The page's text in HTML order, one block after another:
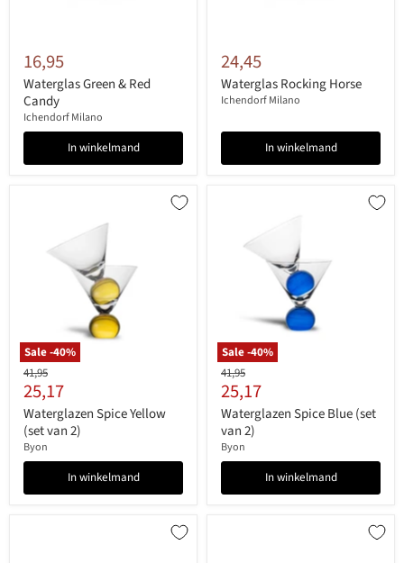
16,95
Waterglas Green & Red
Candy
Ichendorf Milano
In winkelmand
24,45
Waterglas Rocking Horse
Ichendorf Milano
In winkelmand
Sale -40%
Originele
prijs
41,95
Huidige
prijs
25,17
Waterglazen Spice Yellow
(set van 2)
Byon
In winkelmand
Sale -40%
Originele
prijs
41,95
Huidige
prijs
25,17
Waterglazen Spice Blue (set
van 2)
Byon
In winkelmand